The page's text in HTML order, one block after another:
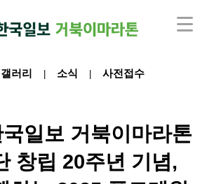
갤러리 소식 사전접수
일보 거북이마라톤
창립 20주년 기념,